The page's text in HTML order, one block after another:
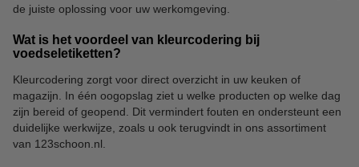
de juiste oplossing voor uw werkomgeving.
Wat is het voordeel van kleurcodering bij
voedseletiketten?
Kleurcodering zorgt voor direct overzicht in uw keuken of
magazijn. In één oogopslag ziet u welke producten op welke dag
zijn bereid of geopend. Dit vermindert fouten en ondersteunt een
duidelijke werkwijze, zoals u ook terugvindt in ons assortiment
van 123schoon.nl.